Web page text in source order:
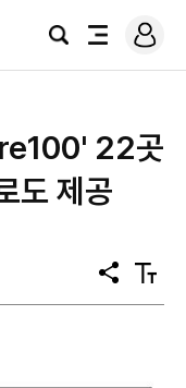
검
전
로
그
re100' 22곳
도 제공
공
유
텍
스